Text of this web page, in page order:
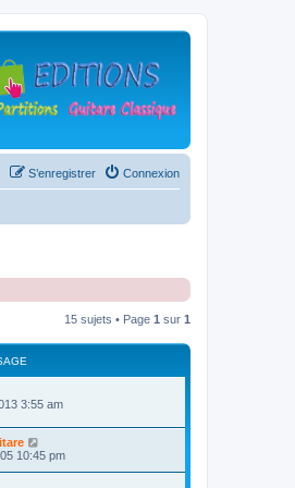
Connexion
S’enregistrer
15 sujets • Page 1 sur 1
3:55 am
10:45 pm